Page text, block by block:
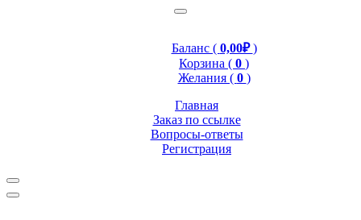
Баланс ( 0,00₽)
Корзина ( 0 )
Желания ( 0 )
Главная
Заказ по ссылке
Вопросы-ответы
Регистрация